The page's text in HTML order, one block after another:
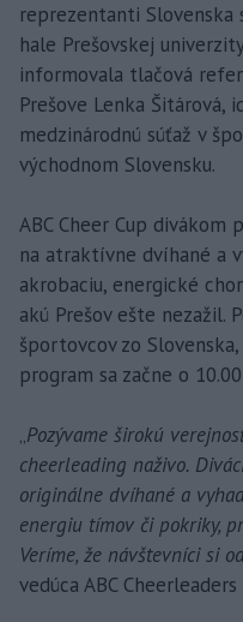
reprezentanti Slovenska
hale Prešovskej
informovala tlačová
Prešove Lenka Šitárová,
medzinárodnú súťaž v
východnom Slovensku.
ABC Cheer Cup
na atraktívne dvíhané a
akrobaciu, energické
akú Prešov ešte nezažil.
športovcov zo
program sa začne o
„Pozývame širokú
cheerleading naživo.
originálne dvíhané a
energiu tímov či pokriky,
Veríme, že návštevníci si
vedúca ABC